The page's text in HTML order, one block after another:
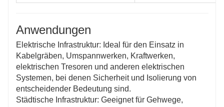
Anwendungen
Elektrische Infrastruktur: Ideal für den Einsatz in
Kabelgräben, Umspannwerken, Kraftwerken,
elektrischen Tresoren und anderen elektrischen
Systemen, bei denen Sicherheit und Isolierung von
entscheidender Bedeutung sind.
Städtische Infrastruktur: Geeignet für Gehwege,